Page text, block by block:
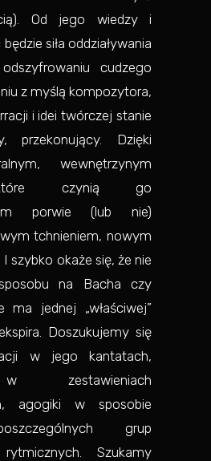
Od jego wiedzy i
siła oddziaływania
cudzego
z myślą kompozytora,
i idei twórczej stanie
przekonujący. Dzięki
wewnętrzynym
czynią go
porwie (lub nie)
tchnieniem, nowym
szybko okaże się, że nie
na Bacha czy
ma jednej „właściwej”
Doszukujemy się
w jego kantatach,
zestawieniach
agogiki w sposobie
grup
Szukamy